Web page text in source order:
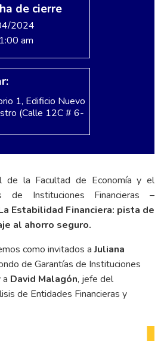
de cierre
2024
am
1, Edificio Nuevo
(Calle 12C # 6-
de la Facultad de Economía y el
de Instituciones Financieras –
Estabilidad Financiera: pista de
al ahorro seguro.
como invitados aJuliana
de Garantías de Instituciones
a David Malagón, jefe del
de Entidades Financieras y